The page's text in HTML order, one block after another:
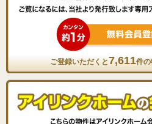
ご登録いただくと7,611件の